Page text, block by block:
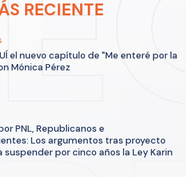
RECIENTE
el nuevo capítulo de "Me enteré por la
Mónica Pérez
PNL, Republicanos e
Los argumentos tras proyecto
suspender por cinco años la Ley Karin